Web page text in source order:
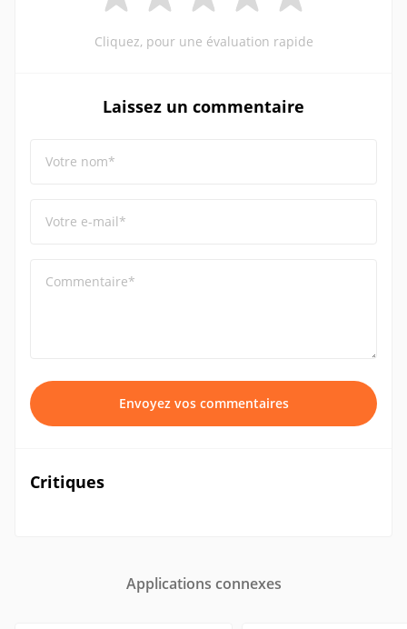
Cliquez, pour une évaluation rapide
Laissez un commentaire
Votre nom*
Votre e-mail*
Commentaire*
Envoyez vos commentaires
Critiques
Applications connexes